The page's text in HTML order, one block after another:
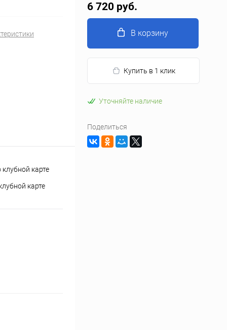
карте
6 720 руб.
В корзину
Купить в 1 клик
Уточняйте наличие
Поделиться